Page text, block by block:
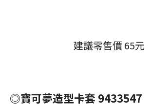
建議零售價 65元
◎寶可夢造型卡套 9433547